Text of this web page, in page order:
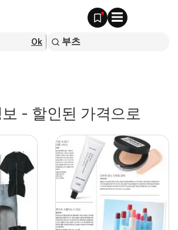
Ok
- 할인된 가격으로